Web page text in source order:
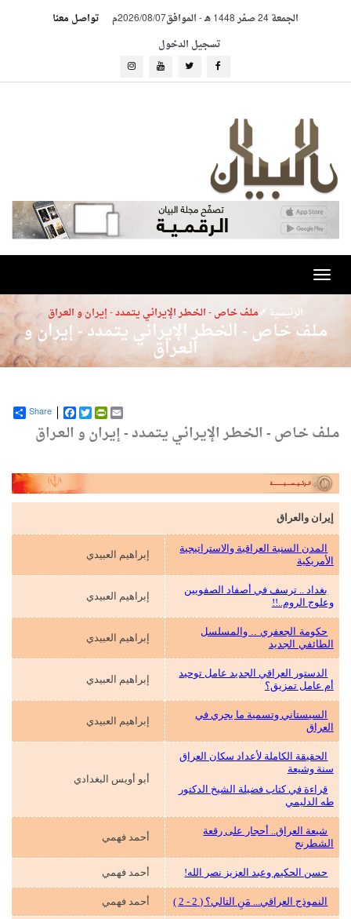
الجمعة 24 صفر 1448 هـ -الموافق2026/08/07م
تواصل معنا
تسجيل الدخول
Toggle
navigation
الرئيسية مـلـف خـاص - الـخـطـر الإيـرانـي يـتـمـدد - إيـران و الـعـراق
مـلـف خـاص - الـخـطـر الإيـرانـي يـتـمـدد - إيـران و
الـعـراق
Share
FacebookTwitter
PrintFriendlyEmail
مـلـف خـاص - الـخـطـر الإيـرانـي يـتـمـدد - إيـران و الـعـراق
إيران والعراق
المدن السنية العراقية والاستراتيجية
الأمريكية
إبراهيم العبيدي
بغداد .. ترسف في أصفاد الصفويين
وعلوج الروم..!!
إبراهيم العبيدي
حكومة الجعفري .. والمسلسل
الطائفي الجديد
إبراهيم العبيدي
الدستور العراقي الجديد عامل توحيد
أم عامل تمزيق؟
إبراهيم العبيدي
السيستاني وتسمية ما يجري في
العراق
إبراهيم العبيدي
الحقيقة الكاملة لأعداد سكان العراق
سنة وشيعة
قراءة في كتاب فضيلة الشيخ الدكتور
طه الدليمي
أبو أويس البغدادي
شيعة العراق.. أحجار على رقعة
الشطرنج
أحمد فهمي
حسن الحكيم وعبد العزيز نصر الله! أحمد فهمي
النموذج العراقي... مَنِ التالي؟ ( 2 - 2 ) أحمد فهمي